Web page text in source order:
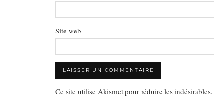
Site web
Ce site utilise Akismet pour réduire les indésirables.